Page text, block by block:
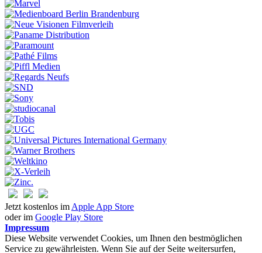
Jetzt kostenlos im Apple App Store
oder im Google Play Store
Impressum
Diese Website verwendet Cookies, um Ihnen den bestmöglichen
Service zu gewährleisten. Wenn Sie auf der Seite weitersurfen,